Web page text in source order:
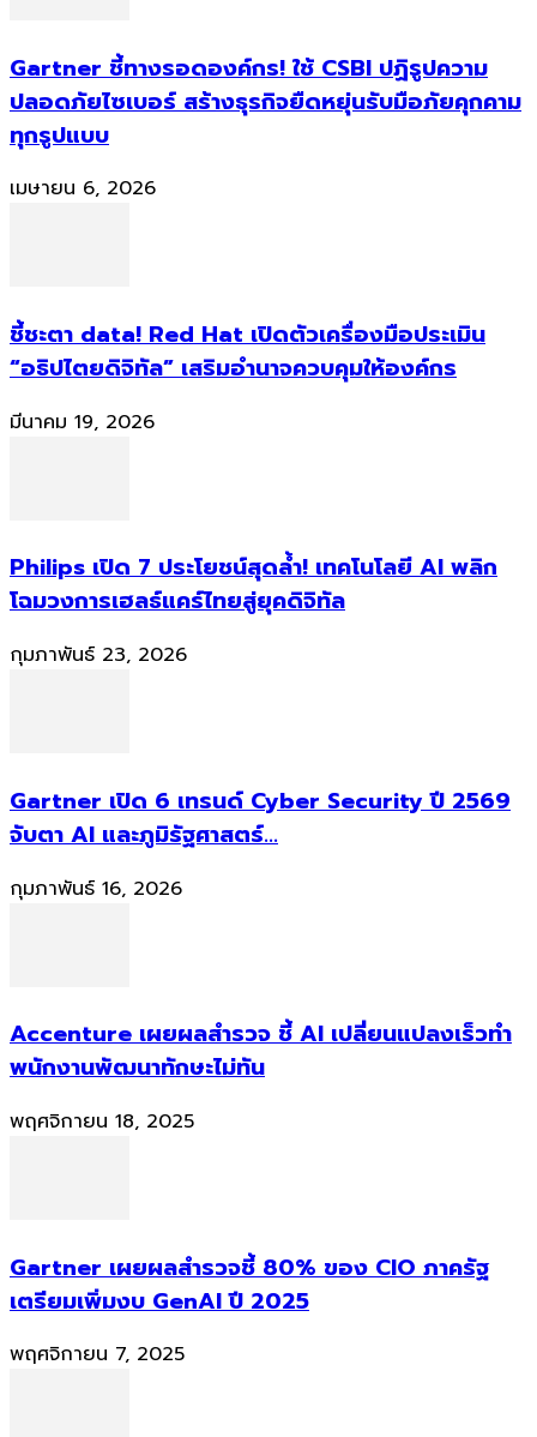
Gartner ชี้ทางรอดองค์กร! ใช้ CSBI ปฏิรูปความ
ปลอดภัยไซเบอร์ สร้างธุรกิจยืดหยุ่นรับมือภัยคุกคาม
ทุกรูปแบบ
เมษายน 6, 2026
ชี้ชะตา data! Red Hat เปิดตัวเครื่องมือประเมิน
“อธิปไตยดิจิทัล” เสริมอำนาจควบคุมให้องค์กร
มีนาคม 19, 2026
Philips เปิด 7 ประโยชน์สุดล้ำ! เทคโนโลยี AI พลิก
โฉมวงการเฮลธ์แคร์ไทยสู่ยุคดิจิทัล
กุมภาพันธ์ 23, 2026
Gartner เปิด 6 เทรนด์ Cyber Security ปี 2569
จับตา AI และภูมิรัฐศาสตร์...
กุมภาพันธ์ 16, 2026
Accenture เผยผลสำรวจ ชี้ AI เปลี่ยนแปลงเร็วทำ
พนักงานพัฒนาทักษะไม่ทัน
พฤศจิกายน 18, 2025
Gartner เผยผลสำรวจชี้ 80% ของ CIO ภาครัฐ
เตรียมเพิ่มงบ GenAI ปี 2025
พฤศจิกายน 7, 2025